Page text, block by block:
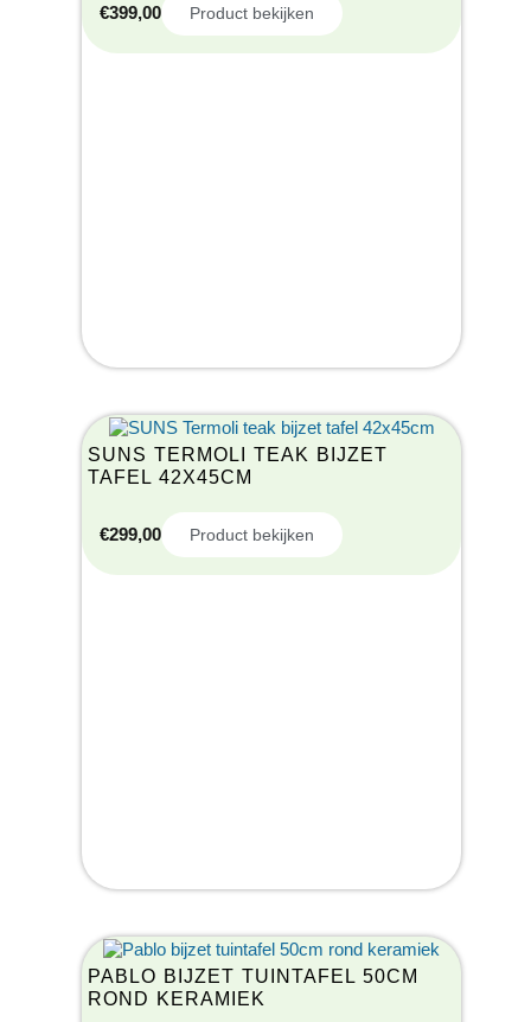
€399,00 Product bekijken
SUNS TERMOLI TEAK BIJZET
TAFEL 42X45CM
€299,00 Product bekijken
PABLO BIJZET TUINTAFEL 50CM
ROND KERAMIEK